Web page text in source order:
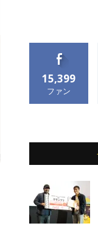
15,399
ファン